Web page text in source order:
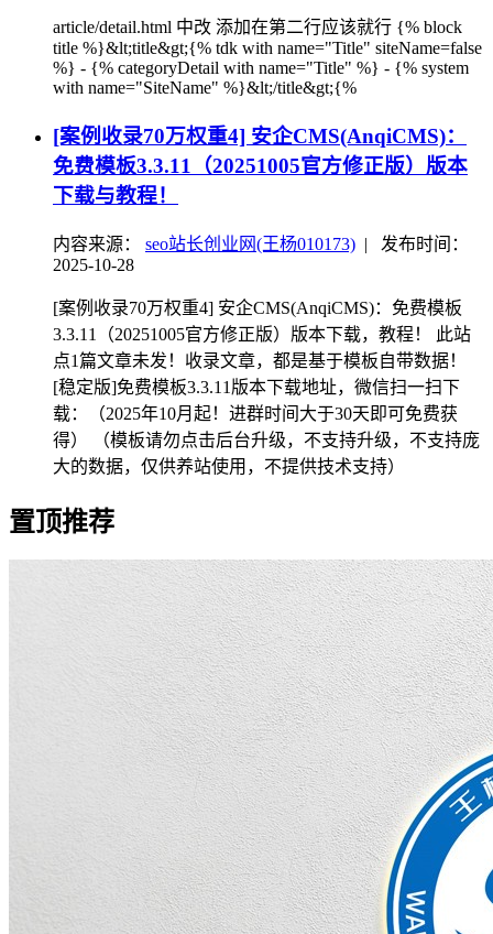
article/detail.html 中改 添加在第二行应该就行 {% block
title %}&lt;title&gt;{% tdk with name="Title" siteName=false
%} - {% categoryDetail with name="Title" %} - {% system
with name="SiteName" %}&lt;/title&gt;{%
[案例收录70万权重4] 安企CMS(AnqiCMS)：
免费模板3.3.11（20251005官方修正版）版本
下载与教程！
内容来源： seo站长创业网(王杨010173) | 发布时间：
2025-10-28
[案例收录70万权重4] 安企CMS(AnqiCMS)：免费模板
3.3.11（20251005官方修正版）版本下载，教程！ 此站
点1篇文章未发！收录文章，都是基于模板自带数据！
[稳定版]免费模板3.3.11版本下载地址，微信扫一扫下
载：（2025年10月起！进群时间大于30天即可免费获
得） （模板请勿点击后台升级，不支持升级，不支持庞
大的数据，仅供养站使用，不提供技术支持）
置顶推荐